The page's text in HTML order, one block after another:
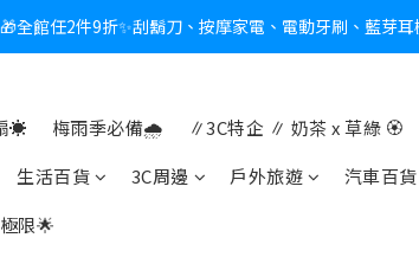
新會員送$100購物金✨再享消費回饋無極
全館任2件9折✨刮鬍刀、按摩家電、電動牙刷、藍芽
新會員送$100購物金✨再享消費回饋無極限
☀️ 梅雨季必備🌧️ ∥3C特企 ∥ 奶茶 x 草綠 🏵
生活百貨
3C周邊 戶外旅遊 汽車百貨
限🌟